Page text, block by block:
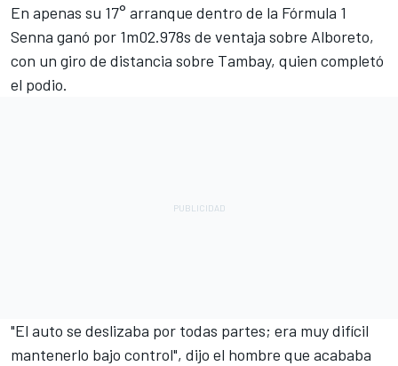
En apenas su 17° arranque dentro de la Fórmula 1
Senna ganó por 1m02.978s de ventaja sobre Alboreto,
con un giro de distancia sobre Tambay, quien completó
el podio.
"El auto se deslizaba por todas partes; era muy difícil
mantenerlo bajo control", dijo el hombre que acababa